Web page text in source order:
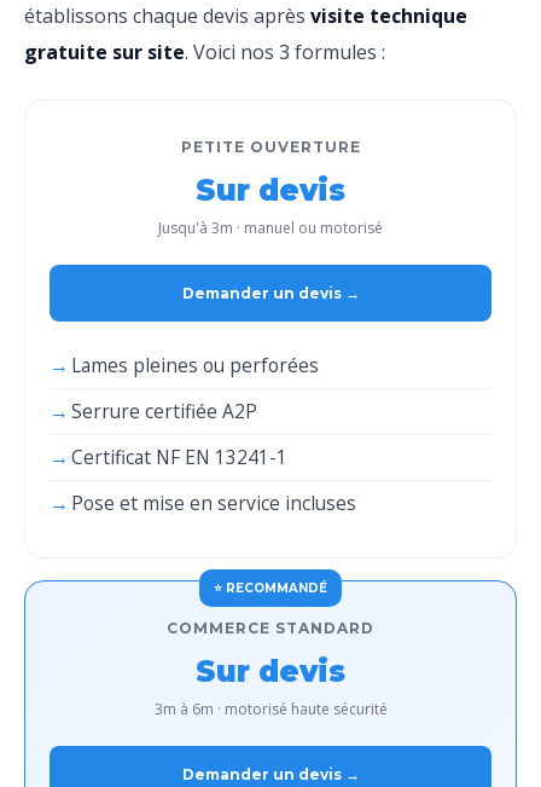
établissons chaque devis après visite technique
gratuite sur site. Voici nos 3 formules :
PETITE OUVERTURE
Sur devis
Jusqu'à 3m · manuel ou motorisé
Demander un devis →
Lames pleines ou perforées
Serrure certifiée A2P
Certificat NF EN 13241-1
Pose et mise en service incluses
COMMERCE STANDARD
Sur devis
3m à 6m · motorisé haute sécurité
Demander un devis →